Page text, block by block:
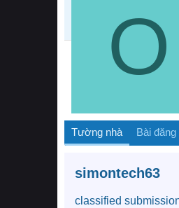
O
Tường nhà Bài đăng
simontech63
classified